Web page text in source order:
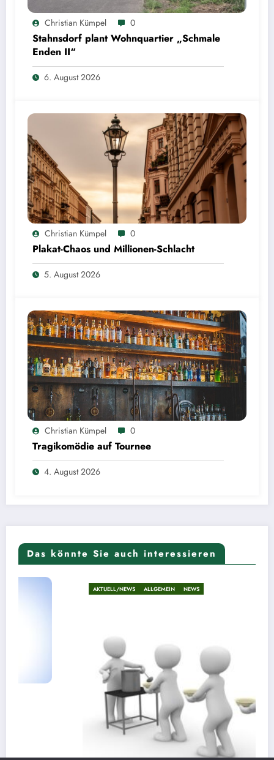
Christian Kümpel 0
Stahnsdorf plant Wohnquartier „Schmale
Enden II“
6. August 2026
Christian Kümpel 0
Plakat-Chaos und Millionen-Schlacht
5. August 2026
Christian Kümpel 0
Tragikomödie auf Tournee
4. August 2026
Das könnte Sie auch interessieren
ALLGEMEIN NEWS